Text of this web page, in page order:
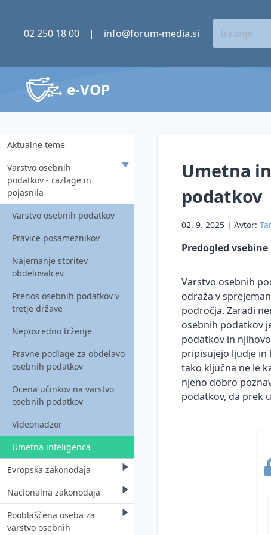
02 250 18 00 | info@forum-media.si
e-VOP
Aktualne teme
Varstvo osebnih
podatkov - razlage in
pojasnila
Varstvo osebnih podatkov
Pravice posameznikov
Najemanje storitev
obdelovalcev
Prenos osebnih podatkov v
tretje države
Neposredno trženje
Pravne podlage za obdelavo
osebnih podatkov
Ocena učinkov na varstvo
osebnih podatkov
Videonadzor
Umetna inteligenca
Evropska zakonodaja
GDPR
Direktiva o varstvu podatkov
na področju kazenskega
Nacionalna zakonodaja
Zakon o varstvu osebnih
podatkov
Pooblaščena oseba za
varstvo osebnih
Umetna
podatkov
02. 9. 2025 | Avtor:
Predogled vsebine
Varstvo osebnih
odraža v
področja. Zaradi
osebnih podatkov
podatkov in
pripisujejo ljudje in
tako ključna ne le
njeno dobro
podatkov, da prek